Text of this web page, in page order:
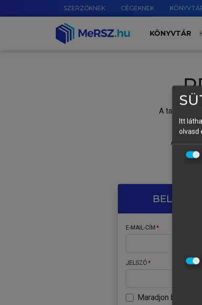
SZERZŐKNEK CÉGEKNEK
KÖNYVTÁR
A tartalom
A
E-MAIL-CÍM
JELSZÓ
Maradjon belépve
Itt
olvasd